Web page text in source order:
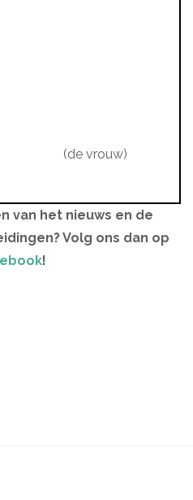
vrouw)
van het nieuws en de
Volg ons dan op
!